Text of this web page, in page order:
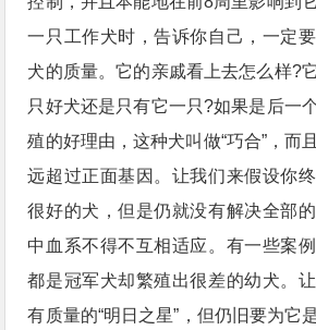
一只工作犬时，告诉你自己，一定
犬的质量。它的亲戚看上去怎么样?
只好犬还是只有它一只?如果是后一
殖的好理由，这种犬叫做“巧合”，而
远超过正面基因。让我们来假设你
很好的犬，但是仍就没有解决全部
中血系不得不互相适应。有一些案
都是冠军犬却繁殖出很差的幼犬。
有质量的“明日之星”，但仍旧要为它